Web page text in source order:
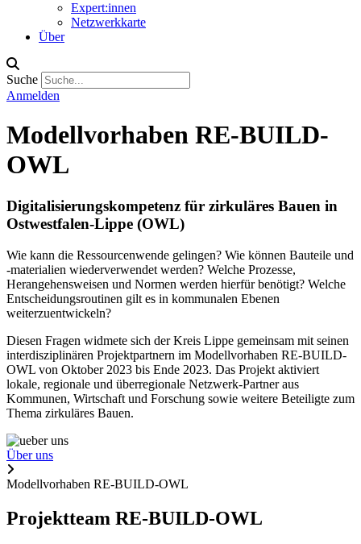
Expert:innen
Netzwerkkarte
Über
Suche
Anmelden
Modellvorhaben RE-BUILD-
OWL
Digitalisierungskompetenz für zirkuläres Bauen in
Ostwestfalen-Lippe (OWL)
Wie kann die Ressourcenwende gelingen? Wie können Bauteile und
-materialien wiederverwendet werden? Welche Prozesse,
Herangehensweisen und Normen werden hierfür benötigt? Welche
Entscheidungsroutinen gilt es in kommunalen Ebenen
weiterzuentwickeln?
Diesen Fragen widmete sich der Kreis Lippe gemeinsam mit seinen
interdisziplinären Projektpartnern im Modellvorhaben RE-BUILD-
OWL von Oktober 2023 bis Ende 2023. Das Projekt aktiviert
lokale, regionale und überregionale Netzwerk-Partner aus
Kommunen, Wirtschaft und Forschung sowie weitere Beteiligte zum
Thema zirkuläres Bauen.
Über uns
Modellvorhaben RE-BUILD-OWL
Projektteam RE-BUILD-OWL